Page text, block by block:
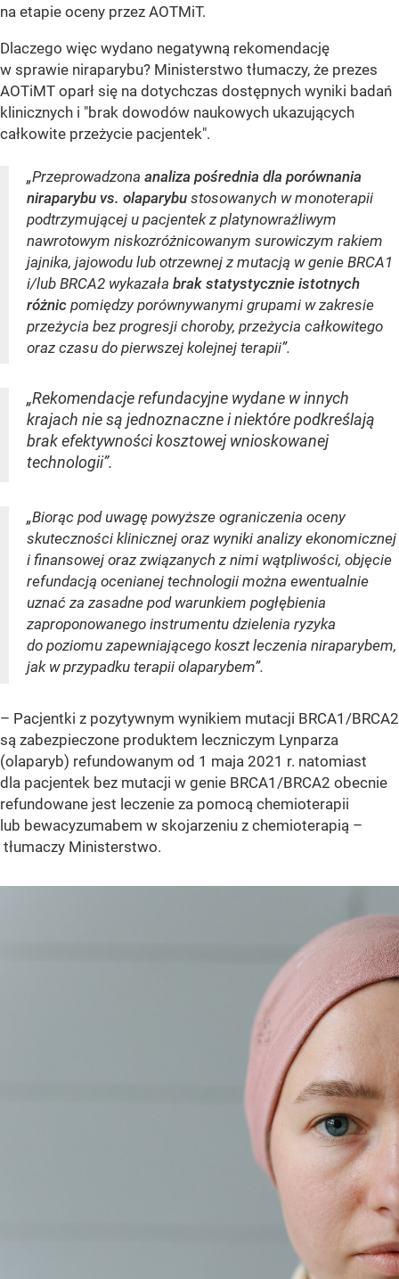
na etapie oceny przez AOTMiT.
Dlaczego więc wydano negatywną rekomendację
w sprawie niraparybu? Ministerstwo tłumaczy, że prezes
AOTiMT oparł się na dotychczas dostępnych wyniki badań
klinicznych i "brak dowodów naukowych ukazujących
całkowite przeżycie pacjentek".
„Przeprowadzona analiza pośrednia dla porównania
niraparybu vs. olaparybu stosowanych w monoterapii
podtrzymującej u pacjentek z platynowrażliwym
nawrotowym niskozróżnicowanym surowiczym rakiem
jajnika, jajowodu lub otrzewnej z mutacją w genie BRCA1
i/lub BRCA2 wykazała brak statystycznie istotnych
różnic pomiędzy porównywanymi grupami w zakresie
przeżycia bez progresji choroby, przeżycia całkowitego
oraz czasu do pierwszej kolejnej terapii”.
„Rekomendacje refundacyjne wydane w innych
krajach nie są jednoznaczne i niektóre podkreślają
brak efektywności kosztowej wnioskowanej
technologii”.
„Biorąc pod uwagę powyższe ograniczenia oceny
skuteczności klinicznej oraz wyniki analizy ekonomicznej
i finansowej oraz związanych z nimi wątpliwości, objęcie
refundacją ocenianej technologii można ewentualnie
uznać za zasadne pod warunkiem pogłębienia
zaproponowanego instrumentu dzielenia ryzyka
do poziomu zapewniającego koszt leczenia niraparybem,
jak w przypadku terapii olaparybem”.
– Pacjentki z pozytywnym wynikiem mutacji BRCA1/BRCA2
są zabezpieczone produktem leczniczym Lynparza
(olaparyb) refundowanym od 1 maja 2021 r. natomiast
dla pacjentek bez mutacji w genie BRCA1/BRCA2 obecnie
refundowane jest leczenie za pomocą chemioterapii
lub bewacyzumabem w skojarzeniu z chemioterapią –
tłumaczy Ministerstwo.